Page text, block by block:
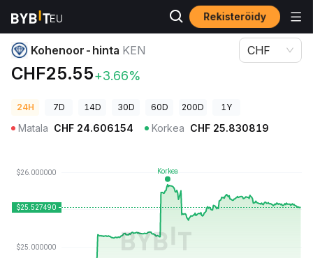
Rekisteröidy
Kryptohinnat
Kohenoor-hinta KEN
CHF25.55+3.66%
CHF
24H 7D 14D 30D 60D 200D 1Y
Matala CHF 24.606154 Korkea CHF 25.830819